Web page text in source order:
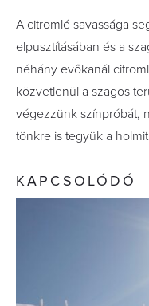
A citromlé savassága
elpusztításában és a
néhány evőkanál
közvetlenül a szagos
végezzünk színpróbát,
tönkre is tegyük a
KAPCSOLÓDÓ